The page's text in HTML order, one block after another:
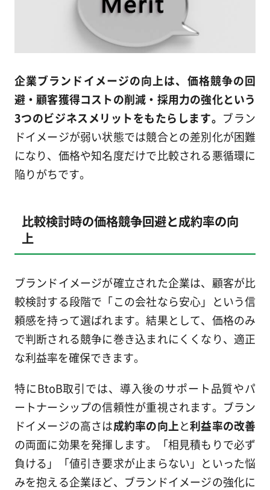
企業ブランドイメージの向上は、価格競争の回
避・顧客獲得コストの削減・採用力の強化という
3つのビジネスメリットをもたらします。 ブラン
ドイメージが弱い状態では競合との差別化が困難
になり、価格や知名度だけで比較される悪循環に
陥りがちです。
比較検討時の価格競争回避と成約率の向
上
ブランドイメージが確立された企業は、顧客が比
較検討する段階で「この会社なら安心」という信
頼感を持って選ばれます。結果として、価格のみ
で判断される競争に巻き込まれにくくなり、適正
な利益率を確保できます。
特にBtoB取引では、導入後のサポート品質やパ
ートナーシップの信頼性が重視されます。ブラン
ドイメージの高さは成約率の向上と利益率の改善
の両面に効果を発揮します。「相見積もりで必ず
負ける」「値引き要求が止まらない」といった悩
みを抱える企業ほど、ブランドイメージの強化に